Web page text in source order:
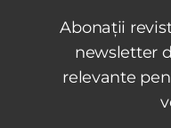
Abonații
newsletter
relevante